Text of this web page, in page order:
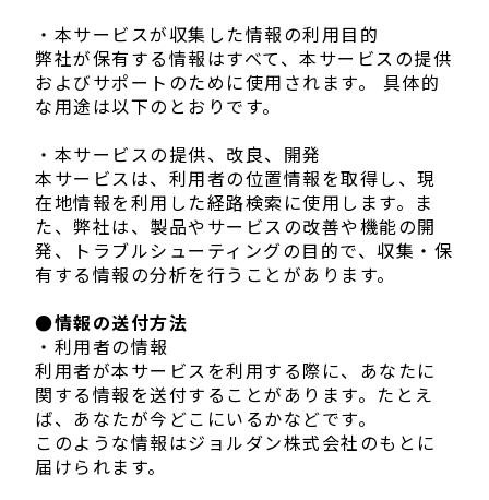
・本サービスが収集した情報の利用目的
弊社が保有する情報はすべて、本サービスの提供
およびサポートのために使用されます。 具体的
な用途は以下のとおりです。
・本サービスの提供、改良、開発
本サービスは、利用者の位置情報を取得し、現
在地情報を利用した経路検索に使用します。ま
た、弊社は、製品やサービスの改善や機能の開
発、トラブルシューティングの目的で、収集・保
有する情報の分析を行うことがあります。
●情報の送付方法
・利用者の情報
利用者が本サービスを利用する際に、あなたに
関する情報を送付することがあります。たとえ
ば、あなたが今どこにいるかなどです。
このような情報はジョルダン株式会社のもとに
届けられます。